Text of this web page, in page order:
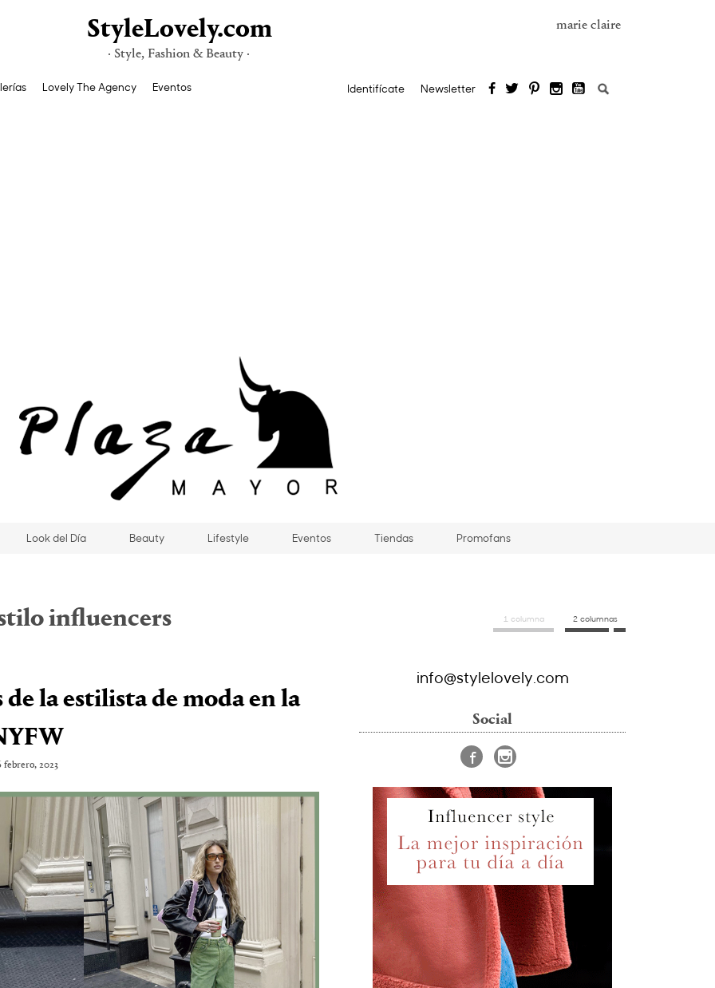
StyleLovely.com
· Style, Fashion & Beauty ·
marie claire
Lovely The Agency Eventos Identifícate Newsletter Buscar:
Look del Día Beauty Lifestyle Eventos Tiendas Promofans
influencers
de la estilista de moda en la
febrero, 2023
1 columna 2 columnas
info@stylelovely.com
Social